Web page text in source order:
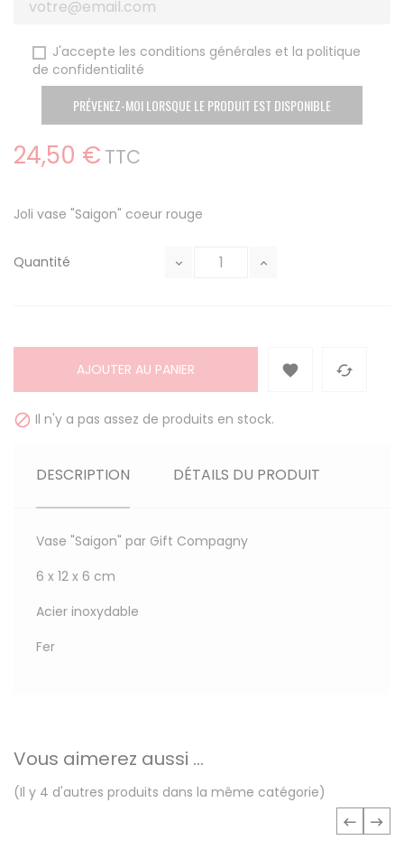
J'accepte les conditions générales et la politique
de confidentialité
PRÉVENEZ-MOI LORSQUE LE PRODUIT EST DISPONIBLE
24,50 € TTC
Joli vase "Saigon" coeur rouge
Quantité
AJOUTER AU PANIER  
 Il n'y a pas assez de produits en stock.
DESCRIPTION DÉTAILS DU PRODUIT
Vase "Saigon" par Gift Compagny
6 x 12 x 6 cm
Acier inoxydable
Fer
Vous aimerez aussi ...
(Il y 4 d'autres produits dans la même catégorie)